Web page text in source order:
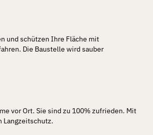
und schützen Ihre Fläche mit
Die Baustelle wird sauber
vor Ort. Sie sind zu 100% zufrieden. Mit
Langzeitschutz.